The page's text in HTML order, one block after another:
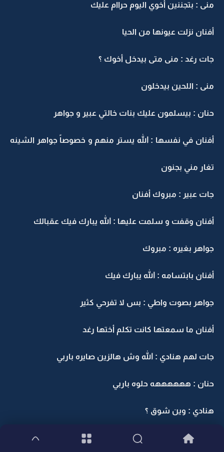
منى : بتجننين أخوي اليوم حراام عليك
أفنان نزلت عيونها من الحيا
جات رغد : منى متى بيدخل أخوك ؟
منى : اللحين بيدخلون
حنان : بيسلمون عليك بنات خالتي عبير و جواهر
أفنان في نفسها : الله يستر منهم و خصوصاً جواهر الشينه
تغار مني بجنون
جات عبير : مبروك أفنان
أفنان وقفت و سلمت عليها : الله يبارك فيك عقبالك
جواهر بغيره : مبروك
أفنان بابتسامه : الله يبارك فيك
جواهر بصوت واطي : بس لا تفرحي كثير
أفنان ما سمعتها كانت تكلم أختها رغد
جات لهم هنادي : الله وش هالزين صايره باربي
حنان : ههههههه حلوه باربي
هنادي : وين شوق ؟
رغد : تصور مو حولك شوفيها بعباتها